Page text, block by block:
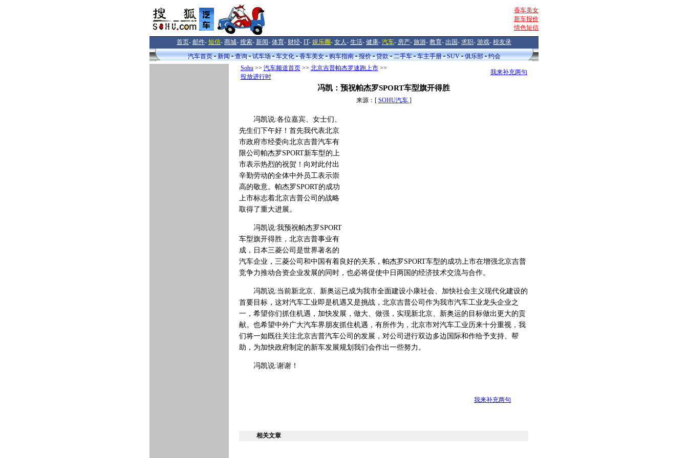
香车美女
新车报价
情色短信
首页- 邮件- 短信- 商城- 搜索- 新闻- 体育- 财经- IT- 娱乐圈- 女人- 生活- 健康- 汽车- 房产- 旅游- 教育- 出国- 求职- 游戏- 校友录
汽车首页
新闻 查询 试车场 车文化 香车美女 购车指南 报价 贷款 二手车 车主手册 SUV 俱乐部
约会
Sohu>> 汽车频道首页>> 北京吉普帕杰罗速跑上市>>
投放进行时
我来补充两句
冯凯：预祝帕杰罗SPORT车型旗开得胜
来源：[ SOHU汽车 ]
冯凯说:各位嘉宾、女士们、
先生们下午好！首先我代表北京
市政府市经委向北京吉普汽车有
限公司帕杰罗SPORT新车型的上
市表示热烈的祝贺！向对此付出
辛勤劳动的全体中外员工表示崇
高的敬意。帕杰罗SPORT的成功
上市标志着北京吉普公司的战略
取得了重大进展。
冯凯说:我预祝帕杰罗SPORT
车型旗开得胜，北京吉普事业有
成，日本三菱公司是世界著名的
汽车企业，三菱公司和中国有着良好的关系，帕杰罗SPORT车型的成功上市在增强北京吉普
竞争力推动合资企业发展的同时，也必将促使中日两国的经济技术交流与合作。
冯凯说:当前新北京、新奥运已成为我市全面建设小康社会、加快社会主义现代化建设的
首要目标，这对汽车工业即是机遇又是挑战，北京吉普公司作为我市汽车工业龙头企业之
一，希望你们抓住机遇，加快发展，做大、做强，实现新北京、新奥运的目标做出更大的贡
献。也希望中外广大汽车界朋友抓住机遇，有所作为，北京市对汽车工业历来十分重视，我
们将一如既往关注北京吉普汽车公司的发展，对公司进行双边多边国际和作给予支持、帮
助，为加快政府制定的新车发展规划我们会作出一些努力。
冯凯说:谢谢！
我来补充两句
相关文章